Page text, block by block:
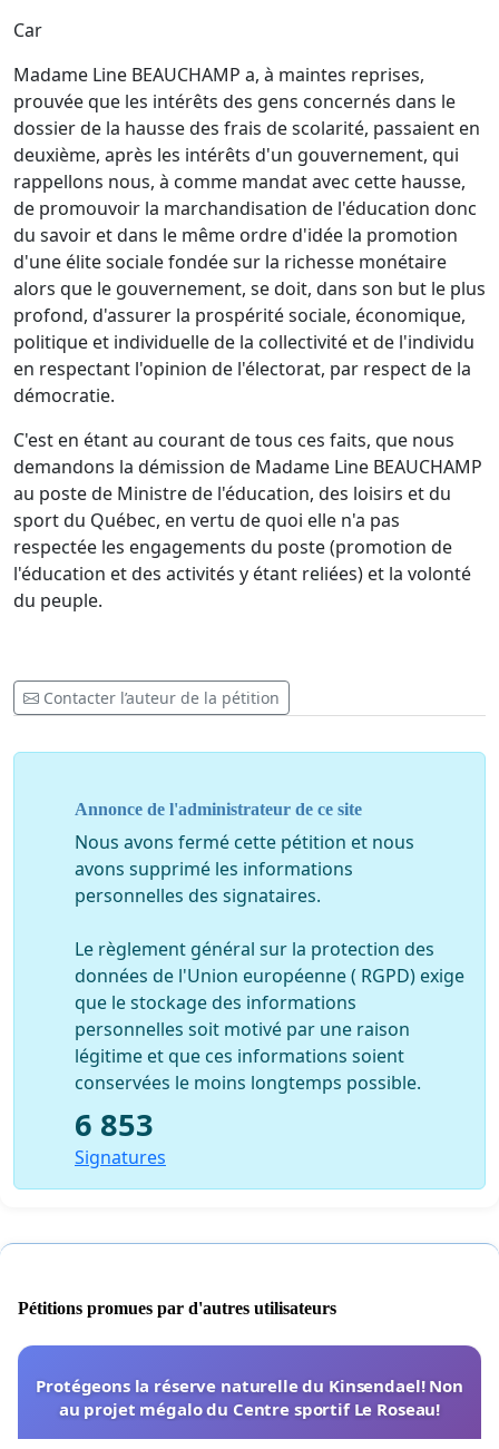
Car
Madame Line BEAUCHAMP a, à maintes reprises,
prouvée que les intérêts des gens concernés dans le
dossier de la hausse des frais de scolarité, passaient en
deuxième, après les intérêts d'un gouvernement, qui
rappellons nous, à comme mandat avec cette hausse,
de promouvoir la marchandisation de l'éducation donc
du savoir etdans le même ordre d'idée la promotion
d'une élite sociale fondée sur la richesse monétaire
alors que le gouvernement, se doit, dans son but le plus
profond, d'assurer la prospérité sociale, économique,
politique et individuelle de la collectivité et de l'individu
en respectant l'opinion de l'électorat, par respect de la
démocratie.
C'est en étant au courantdetous ces faits, que nous
demandons la démission de Madame Line BEAUCHAMP
au poste de Ministre de l'éducation, des loisirs et du
sport du Québec, en vertu de quoi elle n'a pas
respectée les engagements du poste (promotion de
l'éducation et des activités y étant reliées) et la volonté
du peuple.
Contacter l’auteur de la pétition
Annonce de l'administrateur de ce site
Nous avons fermé cette pétition et nous
avons supprimé les informations
personnelles des signataires.
Le règlement général sur la protection des
données de l'Union européenne ( RGPD) exige
que le stockage des informations
personnelles soit motivé par une raison
légitime et que ces informations soient
conservées le moins longtemps possible.
6 853
Signatures
Pétitions promues par d'autres utilisateurs
Protégeons la réserve naturelle du Kinsendael! Non
au projet mégalo du Centre sportif Le Roseau!